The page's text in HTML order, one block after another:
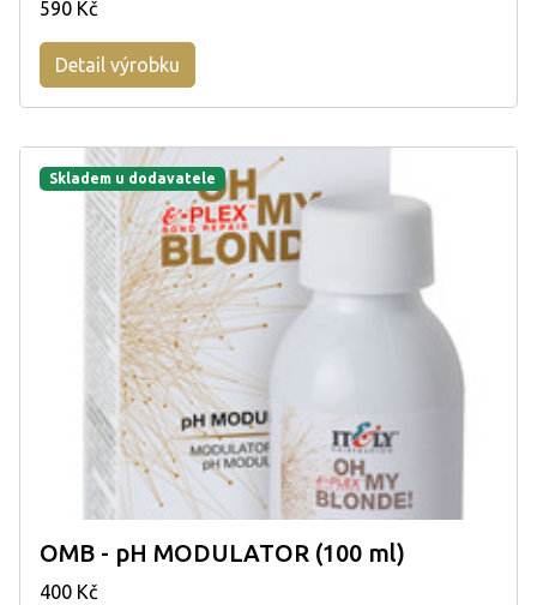
590 Kč
Detail výrobku
Skladem u dodavatele
OMB - pH MODULATOR (100 ml)
400 Kč